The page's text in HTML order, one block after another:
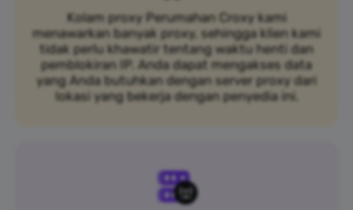
Kolam proxy Perumahan Croxy kami
menawarkan banyak proxy, sehingga klien kami
tidak perlu khawatir tentang waktu henti dan
pemblokiran IP. Anda dapat mengakses data
yang Anda butuhkan dengan server proxy dari
lokasi yang bekerja dengan penyedia ini.